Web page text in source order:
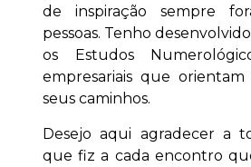
de inspiração sempre
pessoas. Tenho
os Estudos
empresariais que orientam
seus caminhos.
Desejo aqui agradecer a
que fiz a cada encontro